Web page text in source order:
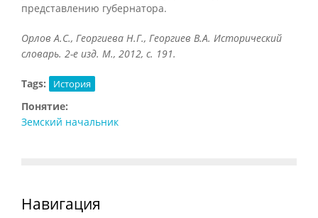
представлению губернатора.
Орлов А.С., Георгиева Н.Г., Георгиев В.А. Исторический
словарь. 2-е изд. М., 2012, с. 191.
Tags: История
Понятие:
Земский начальник
Навигация